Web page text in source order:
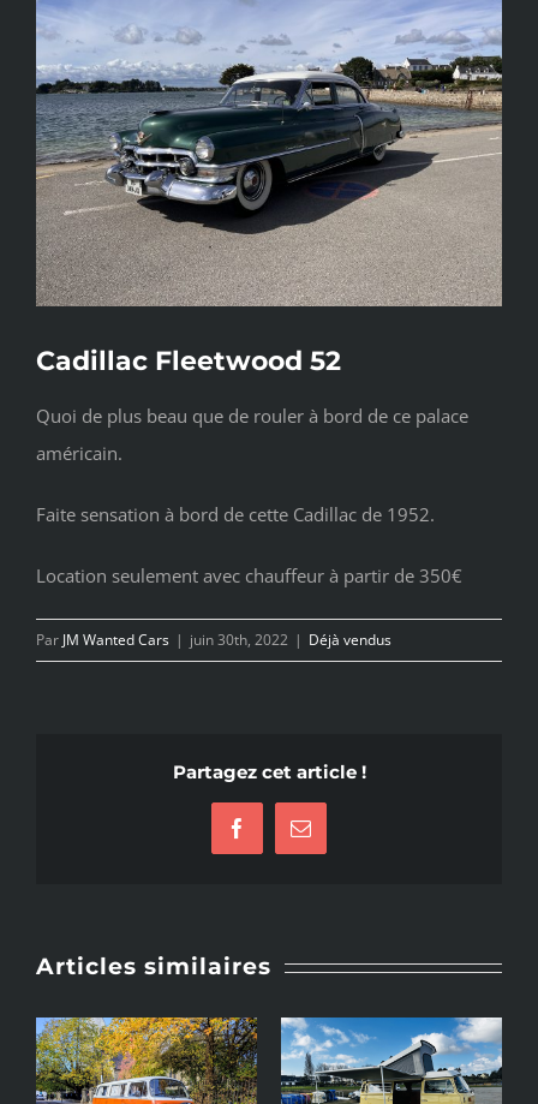
l'image
agrandie
Cadillac Fleetwood 52
Quoi de plus beau que de rouler à bord de ce palace
américain.
Faite sensation à bord de cette Cadillac de 1952.
Location seulement avec chauffeur à partir de 350€
Par JM Wanted Cars | juin 30th, 2022 | Déjà vendus
Partagez cet article !
FacebookEmail
Articles similaires